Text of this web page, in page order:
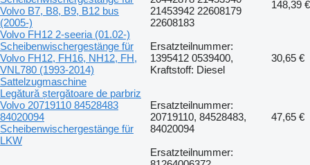
Volvo B7, B8, B9, B12 bus
(2005-)
21453942 22608179
22608183
148,39 €
Volvo FH12 2-seeria (01.02-)
Scheibenwischergestänge für
Volvo FH12, FH16, NH12, FH,
VNL780 (1993-2014)
Sattelzugmaschine
Ersatzteilnummer:
1395412 0539400,
Kraftstoff: Diesel
30,65 €
Legătură ștergătoare de parbriz
Volvo 20719110 84528483
84020094
Scheibenwischergestänge für
LKW
Ersatzteilnummer:
20719110, 84528483,
84020094
47,65 €
Ersatzteilnummer: